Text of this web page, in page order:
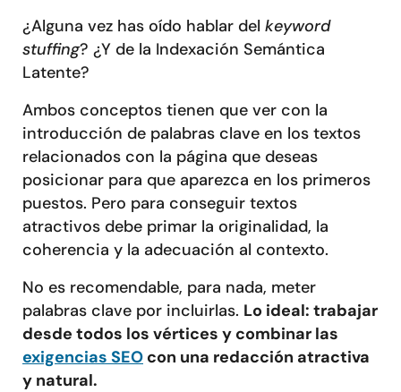
¿Alguna vez has oído hablar del keyword
stuffing? ¿Y de la Indexación Semántica
Latente?
Ambos conceptos tienen que ver con la
introducción de palabras clave en los textos
relacionados con la página que deseas
posicionar para que aparezca en los primeros
puestos. Pero para conseguir textos
atractivos debe primar la originalidad, la
coherencia y la adecuación al contexto.
No es recomendable, para nada, meter
palabras clave por incluirlas. Lo ideal: trabajar
desde todos los vértices y combinar las
exigencias SEO con una redacción atractiva
y natural.